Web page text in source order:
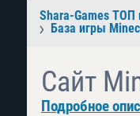
Shara-Games ТОП
База игры
Сайт
Подробное